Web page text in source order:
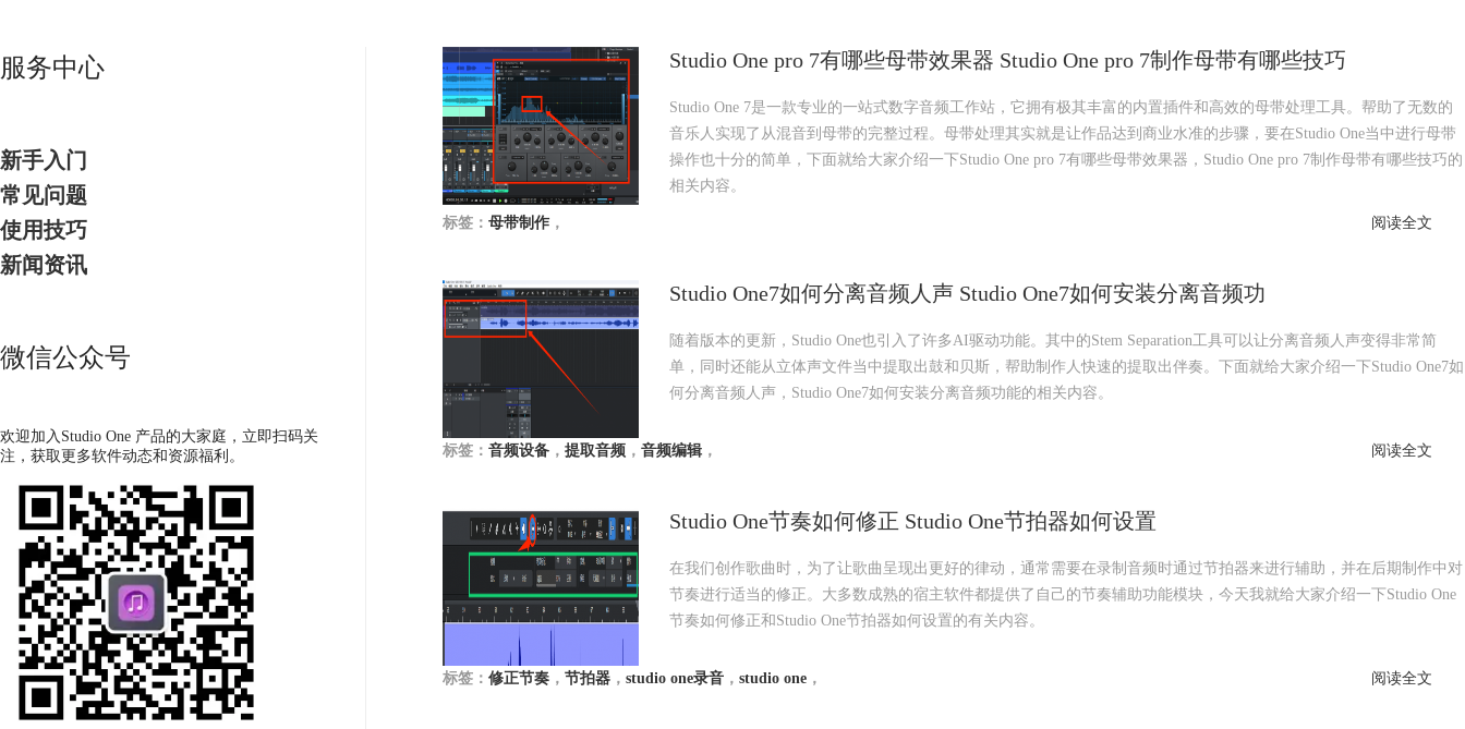
服务中心
新手入门
常见问题
使用技巧
新闻资讯
微信公众号
欢迎加入Studio One 产品的大家庭，立即扫码关
注，获取更多软件动态和资源福利。
Studio One pro 7有哪些母带效果器 Studio One pro 7制作母带有哪些技巧
Studio One 7是一款专业的一站式数字音频工作站，它拥有极其丰富的内置插件和高效的母带处理工具。帮助了无数的
音乐人实现了从混音到母带的完整过程。母带处理其实就是让作品达到商业水准的步骤，要在Studio One当中进行母带
操作也十分的简单，下面就给大家介绍一下Studio One pro 7有哪些母带效果器，Studio One pro 7制作母带有哪些技巧的
相关内容。
标签： 母带制作 ， 阅读全文
Studio One7如何分离音频人声 Studio One7如何安装分离音频功
随着版本的更新，Studio One也引入了许多AI驱动功能。其中的Stem Separation工具可以让分离音频人声变得非常简
单，同时还能从立体声文件当中提取出鼓和贝斯，帮助制作人快速的提取出伴奏。下面就给大家介绍一下Studio One7如
何分离音频人声，Studio One7如何安装分离音频功能的相关内容。
标签： 音频设备 ， 提取音频 ， 音频编辑 ， 阅读全文
Studio One节奏如何修正 Studio One节拍器如何设置
在我们创作歌曲时，为了让歌曲呈现出更好的律动，通常需要在录制音频时通过节拍器来进行辅助，并在后期制作中对
节奏进行适当的修正。大多数成熟的宿主软件都提供了自己的节奏辅助功能模块，今天我就给大家介绍一下Studio One
节奏如何修正和Studio One节拍器如何设置的有关内容。
标签： 修正节奏 ， 节拍器 ， studio one录音 ， studio one ， 阅读全文